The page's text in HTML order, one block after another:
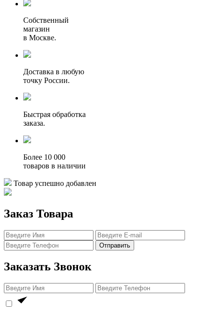
Собственный
магазин
в Москве.
Доставка в любую
точку России.
Быстрая обработка
заказа.
Более 10 000
товаров в наличии
Товар успешно добавлен
Заказ Товара
Отправить
Заказать Звонок